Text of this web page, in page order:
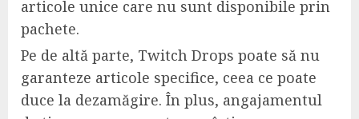
articole unice care nu sunt disponibile prin
pachete.
Pe de altă parte, Twitch Drops poate să nu
garanteze articole specifice, ceea ce poate
duce la dezamăgire. În plus, angajamentul